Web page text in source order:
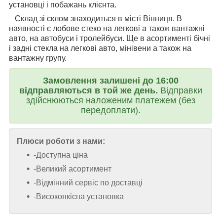
установці і побажань клієнта.
Склад зі склом знаходиться в місті Вінниця. В
наявності є лобове стеко на легкові а також вантажні
авто, на автобуси і тролейбуси. Ще в асортименті бічні
і задні стекла на легкові авто, мінівени а також на
вантажну групу.
Замовлення залишені до 16:00
відправляються в той же день. Відправки
здійснюються наложеним платежем (без
передоплати).
Плюси роботи з нами:
-Доступна ціна
-Великий асортимент
-Відмінний сервіс по доставці
-Високоякісна установка